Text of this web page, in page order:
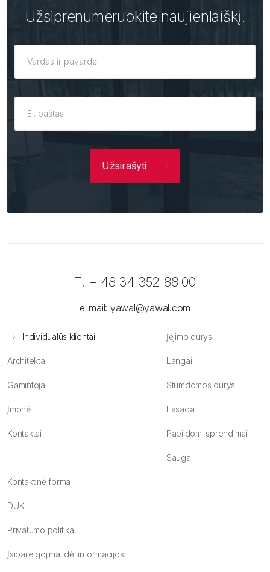
Užsiprenumeruokite naujienlaiškį.
Užsirašyti
Individualūs klientai
Architektai
Gamintojai
Įmonė
Kontaktai
Įėjimo durys
Langai
Stumdomos durys
Fasadai
Papildomi sprendimai
Sauga
Kontaktinė forma
DUK
Privatumo politika
Įsipareigojimai dėl informacijos
T. + 48 34 352 88 00
e-mail: yawal@yawal.com